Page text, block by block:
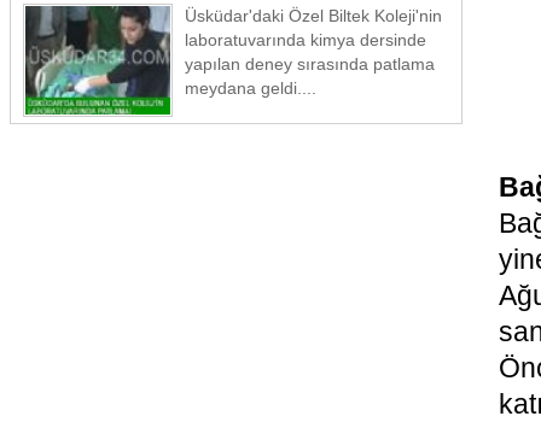
Üsküdar'daki Özel Biltek Koleji'nin
laboratuvarında kimya dersinde
yapılan deney sırasında patlama
meydana geldi....